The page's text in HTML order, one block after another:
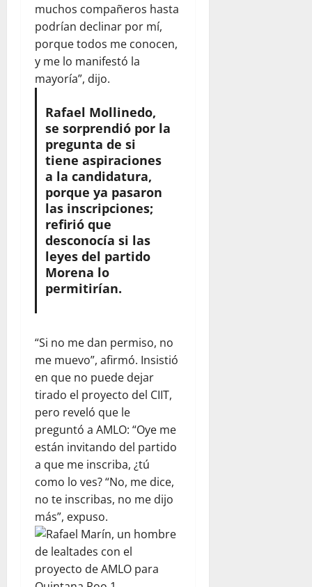
muchos compañeros hasta
podrían declinar por mí,
porque todos me conocen,
y me lo manifestó la
mayoría”, dijo.
Rafael Mollinedo,
se sorprendió por la
pregunta de si
tiene aspiraciones
a la candidatura,
porque ya pasaron
las inscripciones;
refirió que
desconocía si las
leyes del partido
Morena lo
permitirían.
“Si no me dan permiso, no
me muevo”, afirmó. Insistió
en que no puede dejar
tirado el proyecto del CIIT,
pero reveló que le
preguntó a AMLO: “Oye me
están invitando del partido
a que me inscriba, ¿tú
como lo ves? “No, me dice,
no te inscribas, no me dijo
más”, expuso.